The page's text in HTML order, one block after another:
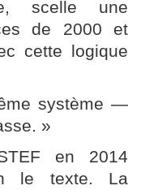
scelle une
de 2000 et
cette logique
système —
»
en 2014
le texte. La